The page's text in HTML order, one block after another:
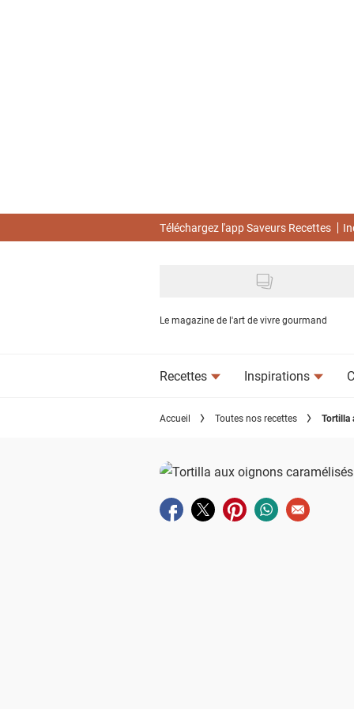
Téléchargez l'app Saveurs Recettes
Le magazine de l'art de vivre gourmand
Recettes Inspirations
Accueil Toutes nos recettes Tortilla
Partager sur facebook
Partager sur twitter
Partager sur pinterest
Partager sur
Envoyer à